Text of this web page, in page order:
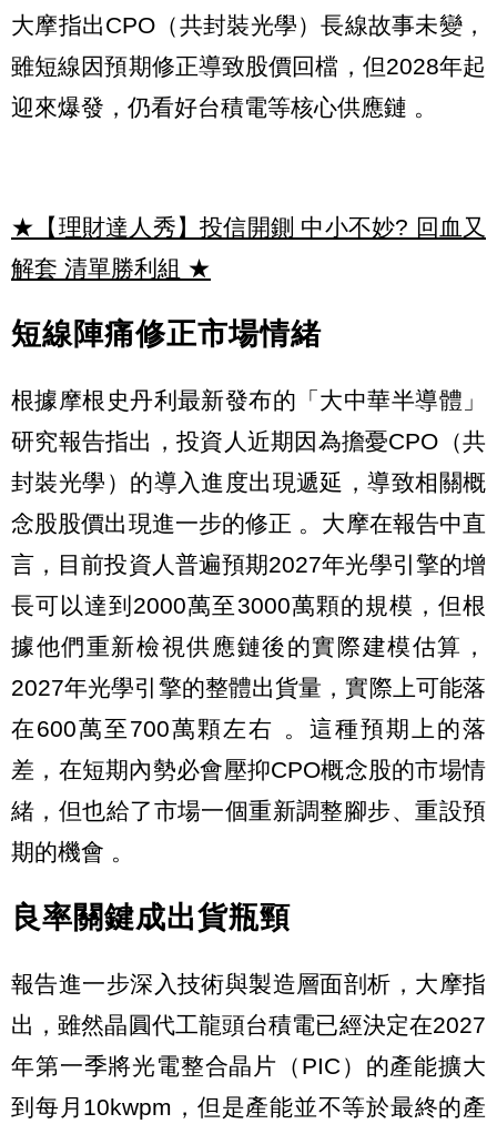
大摩指出CPO（共封裝光學）長線故事未變，
雖短線因預期修正導致股價回檔，但2028年起
迎來爆發，仍看好台積電等核心供應鏈 。
★【理財達人秀】投信開鍘 中小不妙? 回血又
解套 清單勝利組 ★
短線陣痛修正市場情緒
根據摩根史丹利最新發布的「大中華半導體」
研究報告指出，投資人近期因為擔憂CPO（共
封裝光學）的導入進度出現遞延，導致相關概
念股股價出現進一步的修正 。大摩在報告中直
言，目前投資人普遍預期2027年光學引擎的增
長可以達到2000萬至3000萬顆的規模，但根
據他們重新檢視供應鏈後的實際建模估算，
2027年光學引擎的整體出貨量，實際上可能落
在600萬至700萬顆左右 。這種預期上的落
差，在短期內勢必會壓抑CPO概念股的市場情
緒，但也給了市場一個重新調整腳步、重設預
期的機會 。
良率關鍵成出貨瓶頸
報告進一步深入技術與製造層面剖析，大摩指
出，雖然晶圓代工龍頭台積電已經決定在2027
年第一季將光電整合晶片（PIC）的產能擴大
到每月10kwpm，但是產能並不等於最終的產